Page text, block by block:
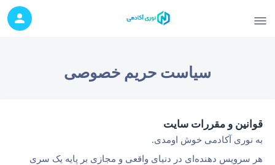
سیاست حریم خصوصی
قوانین و مقررات سایت
به نوری آکادمی خوش اومدی.
هر سرویس دهنده‌ای در دنیای واقعی و مجازی بر پایه یک سری